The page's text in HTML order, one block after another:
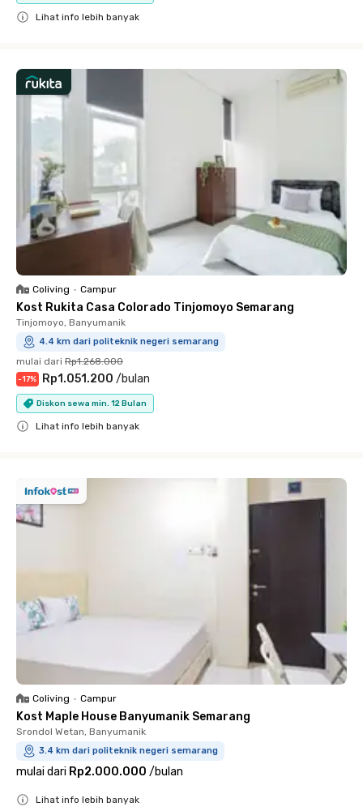
Lihat info lebih banyak
Coliving • Campur
Kost Rukita Casa Colorado Tinjomoyo Semarang
Tinjomoyo, Banyumanik
4.4 km dari politeknik negeri semarang
mulai dari Rp1.268.000
-17% Rp1.051.200 /bulan
Diskon sewa min. 12 Bulan
Lihat info lebih banyak
Coliving • Campur
Kost Maple House Banyumanik Semarang
Srondol Wetan, Banyumanik
3.4 km dari politeknik negeri semarang
mulai dari Rp2.000.000 /bulan
Lihat info lebih banyak